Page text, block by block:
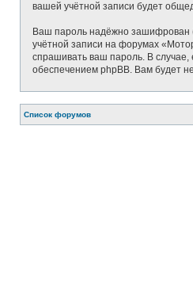
вашей учётной записи будет
Ваш пароль надёжно зашифрован
учётной записи на форумах
спрашивать ваш пароль. В
обеспечением phpBB. Вам будет
Список форумов